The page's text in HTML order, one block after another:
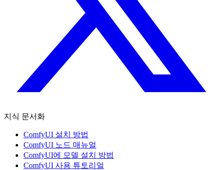
지식 문서화
ComfyUI 설치 방법
ComfyUI 노드 매뉴얼
ComfyUI에 모델 설치 방법
ComfyUI 사용 튜토리얼